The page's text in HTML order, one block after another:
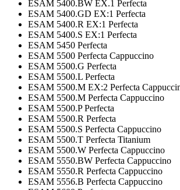
ESAM 5400.BW EX.1 Perfecta
ESAM 5400.GD EX:1 Perfecta
ESAM 5400.R EX:1 Perfecta
ESAM 5400.S EX:1 Perfecta
ESAM 5450 Perfecta
ESAM 5500 Perfecta Cappuccino
ESAM 5500.G Perfecta
ESAM 5500.L Perfecta
ESAM 5500.M EX:2 Perfecta
ESAM 5500.M Perfecta Cappuccino
ESAM 5500.P Perfecta
ESAM 5500.R Perfecta
ESAM 5500.S Perfecta Cappuccino
ESAM 5500.T Perfecta Titanium
ESAM 5500.W Perfecta Cappuccino
ESAM 5550.BW Perfecta Cappuccino
ESAM 5550.R Perfecta Cappuccino
ESAM 5556.B Perfecta Cappuccino